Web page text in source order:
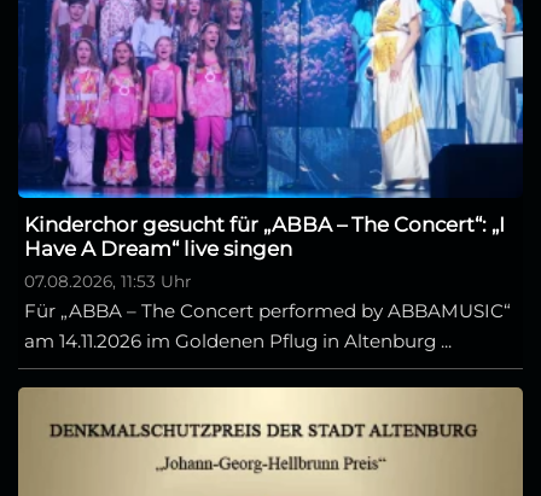
Kinderchor gesucht für „ABBA – The Concert“: „I
Have A Dream“ live singen
07.08.2026, 11:53 Uhr
Für „ABBA – The Concert performed by ABBAMUSIC“
am 14.11.2026 im Goldenen Pflug in Altenburg ...